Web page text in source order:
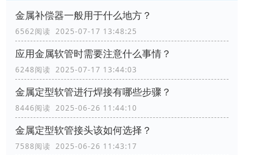
金属补偿器一般用于什么地方？
6562阅读 2025-07-17 13:48:25
应用金属软管时需要注意什么事情？
6248阅读 2025-07-17 13:44:03
金属定型软管进行焊接有哪些步骤？
8446阅读 2025-06-26 11:44:10
金属定型软管接头该如何选择？
7588阅读 2025-06-26 11:43:17